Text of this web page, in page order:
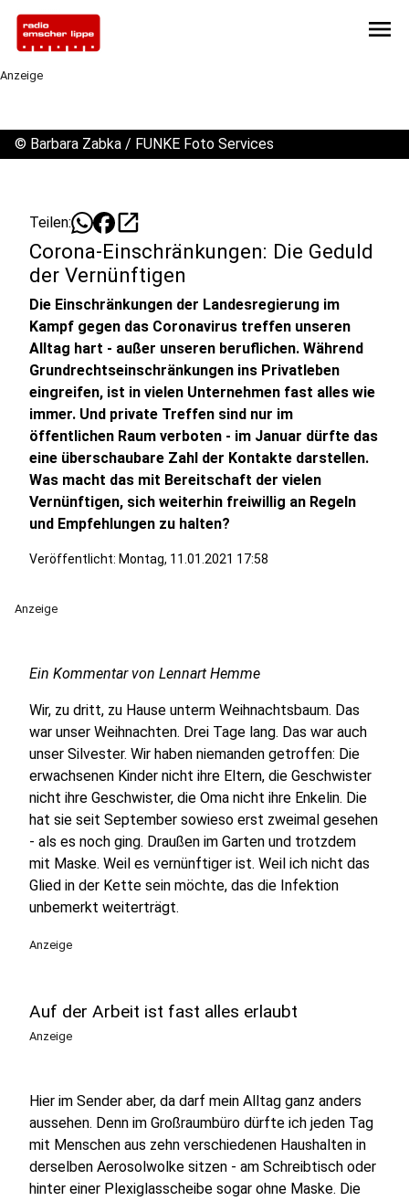
menu
Anzeige
© Barbara Zabka / FUNKE Foto Services
Teilen: open_in_new
Corona-Einschränkungen: Die Geduld
der Vernünftigen
Die Einschränkungen der Landesregierung im
Kampf gegen das Coronavirus treffen unseren
Alltag hart - außer unseren beruflichen. Während
Grundrechtseinschränkungen ins Privatleben
eingreifen, ist in vielen Unternehmen fast alles wie
immer. Und private Treffen sind nur im
öffentlichen Raum verboten - im Januar dürfte das
eine überschaubare Zahl der Kontakte darstellen.
Was macht das mit Bereitschaft der vielen
Vernünftigen, sich weiterhin freiwillig an Regeln
und Empfehlungen zu halten?
Veröffentlicht: Montag, 11.01.2021 17:58
Anzeige
Ein Kommentar von Lennart Hemme
Wir, zu dritt, zu Hause unterm Weihnachtsbaum. Das
war unser Weihnachten. Drei Tage lang. Das war auch
unser Silvester. Wir haben niemanden getroffen: Die
erwachsenen Kinder nicht ihre Eltern, die Geschwister
nicht ihre Geschwister, die Oma nicht ihre Enkelin. Die
hat sie seit September sowieso erst zweimal gesehen
- als es noch ging. Draußen im Garten und trotzdem
mit Maske. Weil es vernünftiger ist. Weil ich nicht das
Glied in der Kette sein möchte, das die Infektion
unbemerkt weiterträgt.
Anzeige
Auf der Arbeit ist fast alles erlaubt
Anzeige
Hier im Sender aber, da darf mein Alltag ganz anders
aussehen. Denn im Großraumbüro dürfte ich jeden Tag
mit Menschen aus zehn verschiedenen Haushalten in
derselben Aerosolwolke sitzen - am Schreibtisch oder
hinter einer Plexiglasscheibe sogar ohne Maske. Die